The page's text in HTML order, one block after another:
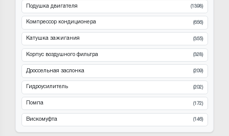
Подушка двигателя (1398)
Компрессор кондиционера (656)
Катушка зажигания (355)
Корпус воздушного фильтра (328)
Дроссельная заслонка (209)
Гидроусилитель (202)
Помпа (172)
Вискомуфта (146)